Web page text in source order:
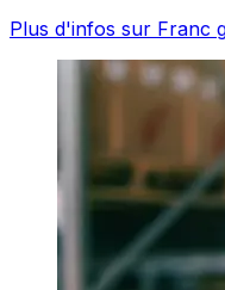
Plus d'infos sur Franc